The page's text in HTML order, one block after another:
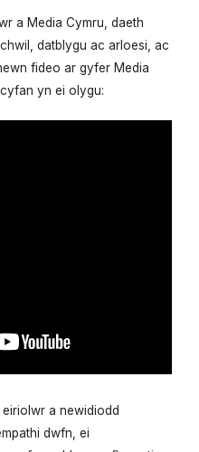
a Media Cymru, daeth
datblygu ac arloesi, ac
fideo ar gyfer Media
yn ei olygu:
a newidiodd
dwfn, ei